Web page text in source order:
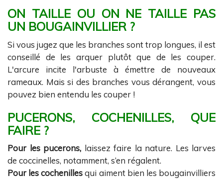
ON TAILLE OU ON NE TAILLE PAS
UN BOUGAINVILLIER ?
Si vous jugez que les branches sont trop longues, il est
conseillé de les arquer plutôt que de les couper.
L'arcure incite l'arbuste à émettre de nouveaux
rameaux. Mais si des branches vous dérangent, vous
pouvez bien entendu les couper !
PUCERONS, COCHENILLES, QUE
FAIRE ?
Pour les pucerons, laissez faire la nature. Les larves
de coccinelles, notamment, s’en régalent.
Pour les cochenillesqui aiment bien les bougainvilliers